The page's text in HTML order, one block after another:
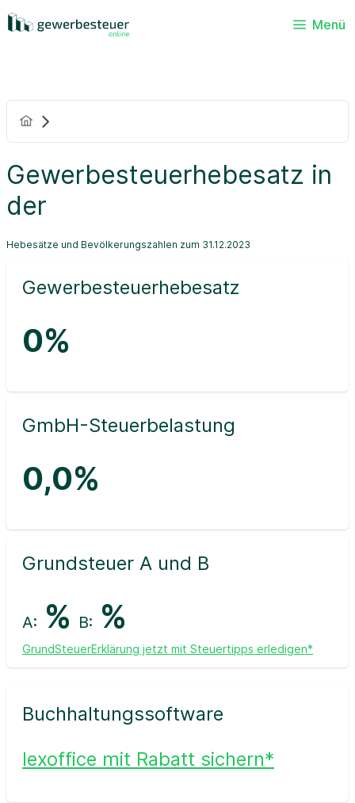
Menü
Gewerbesteuerhebesatz in
der
Hebesätze und Bevölkerungszahlen zum 31.12.2023
Gewerbesteuerhebesatz
0%
GmbH-Steuerbelastung
0,0%
Grundsteuer A und B
A: % B: %
GrundSteuerErklärung jetzt mit Steuertipps erledigen*
Buchhaltungssoftware
lexoffice mit Rabatt sichern*